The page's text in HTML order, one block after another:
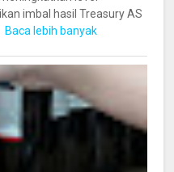
imbal hasil Treasury AS
Baca lebih banyak